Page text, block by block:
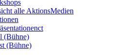
alle AktionsMedien
(Bühne)
(Bühne)